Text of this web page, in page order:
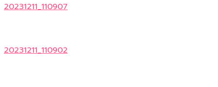
20231211_110907
20231211_110902